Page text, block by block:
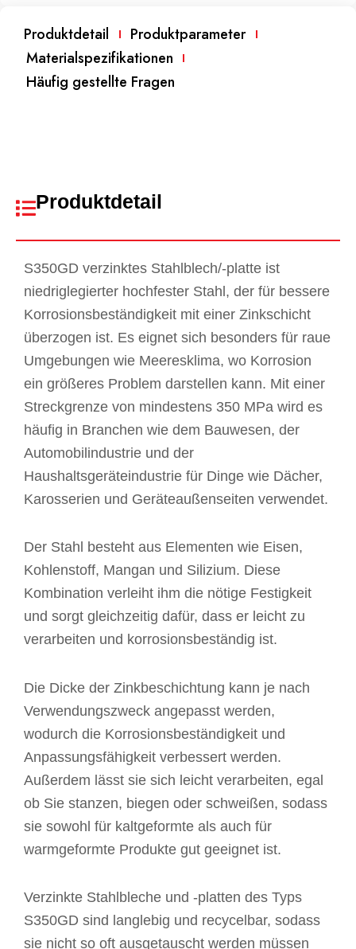
Produktdetail
Produktparameter
Materialspezifikationen
Häufig gestellte Fragen
Produktdetail
S350GD verzinktes Stahlblech/-platte ist
niedriglegierter hochfester Stahl, der für bessere
Korrosionsbeständigkeit mit einer Zinkschicht
überzogen ist. Es eignet sich besonders für raue
Umgebungen wie Meeresklima, wo Korrosion
ein größeres Problem darstellen kann. Mit einer
Streckgrenze von mindestens 350 MPa wird es
häufig in Branchen wie dem Bauwesen, der
Automobilindustrie und der
Haushaltsgeräteindustrie für Dinge wie Dächer,
Karosserien und Geräteaußenseiten verwendet.
Der Stahl besteht aus Elementen wie Eisen,
Kohlenstoff, Mangan und Silizium. Diese
Kombination verleiht ihm die nötige Festigkeit
und sorgt gleichzeitig dafür, dass er leicht zu
verarbeiten und korrosionsbeständig ist.
Die Dicke der Zinkbeschichtung kann je nach
Verwendungszweck angepasst werden,
wodurch die Korrosionsbeständigkeit und
Anpassungsfähigkeit verbessert werden.
Außerdem lässt sie sich leicht verarbeiten, egal
ob Sie stanzen, biegen oder schweißen, sodass
sie sowohl für kaltgeformte als auch für
warmgeformte Produkte gut geeignet ist.
Verzinkte Stahlbleche und -platten des Typs
S350GD sind langlebig und recycelbar, sodass
sie nicht so oft ausgetauscht werden müssen